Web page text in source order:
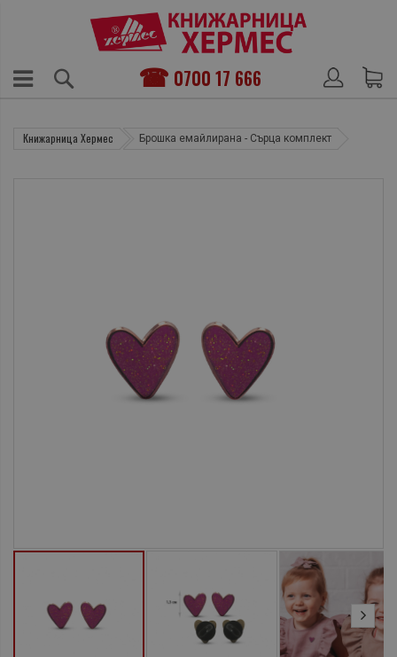
0700 17 666
Книжарница Хермес Брошка емайлирана - Сърца комплект